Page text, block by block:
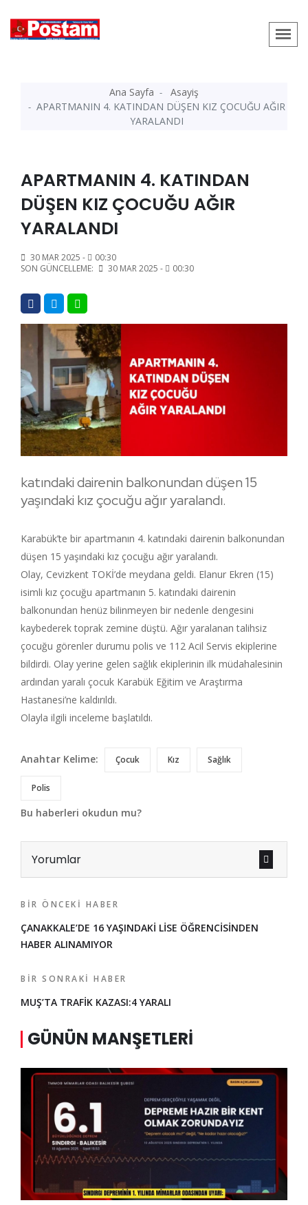
Ana Sayfa
Asayiş
APARTMANIN 4. KATINDAN DÜŞEN KIZ ÇOCUĞU AĞIR
YARALANDI
APARTMANIN 4. KATINDAN
DÜŞEN KIZ ÇOCUĞU AĞIR
YARALANDI
30 MAR 2025 -
00:30
SON GÜNCELLEME:
30 MAR 2025 - 00:30
katındaki dairenin balkonundan düşen 15
yaşındaki kız çocuğu ağır yaralandı.
Karabük’te bir apartmanın 4. katındaki dairenin balkonundan
düşen 15 yaşındaki kız çocuğu ağır yaralandı.
Olay, Cevizkent TOKİ’de meydana geldi. Elanur Ekren (15)
isimli kız çocuğu apartmanın 5. katındaki dairenin
balkonundan henüz bilinmeyen bir nedenle dengesini
kaybederek toprak zemine düştü. Ağır yaralanan talihsiz
çocuğu görenler durumu polis ve 112 Acil Servis ekiplerine
bildirdi. Olay yerine gelen sağlık ekiplerinin ilk müdahalesinin
ardından yaralı çocuk Karabük Eğitim ve Araştırma
Hastanesi’ne kaldırıldı.
Olayla ilgili inceleme başlatıldı.
Anahtar Kelime: Çocuk Kız Sağlık
Polis
Bu haberleri okudun mu?
Yorumlar
BIR ÖNCEKI HABER
ÇANAKKALE’DE 16 YAŞINDAKİ LİSE ÖĞRENCİSİNDEN
HABER ALINAMIYOR
BIR SONRAKI HABER
MUŞ’TA TRAFİK KAZASI:4 YARALI
GÜNÜN MANŞETLERI